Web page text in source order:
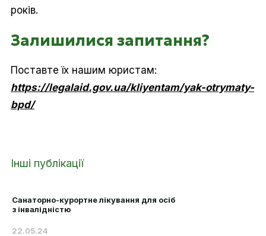
років.
Залишилися запитання?
Поставте їх нашим юристам:
https://legalaid.gov.ua/kliyentam/yak-otrymaty-
bpd/
Інші публікації
Санаторно-курортне лікування для осіб
з інвалідністю
22.05.24